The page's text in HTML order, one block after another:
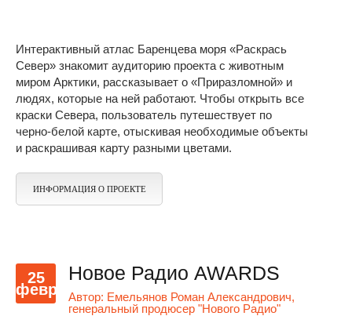
Интерактивный атлас Баренцева моря «Раскрась
Север» знакомит аудиторию проекта с животным
миром Арктики, рассказывает о «Приразломной» и
людях, которые на ней работают. Чтобы открыть все
краски Севера, пользователь путешествует по
черно-белой карте, отыскивая необходимые объекты
и раскрашивая карту разными цветами.
ИНФОРМАЦИЯ О ПРОЕКТЕ
25
февр
Новое Радио AWARDS
Автор: Емельянов Роман Александрович,
генеральный продюсер "Нового Радио"